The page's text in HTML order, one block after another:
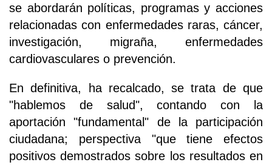
se abordarán políticas, programas y acciones
relacionadas con enfermedades raras, cáncer,
investigación, migraña, enfermedades
cardiovasculares o prevención.
En definitiva, ha recalcado, se trata de que
"hablemos de salud", contando con la
aportación "fundamental" de la participación
ciudadana; perspectiva "que tiene efectos
positivos demostrados sobre los resultados en